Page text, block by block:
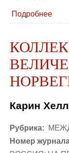
Подробнее
Карин
Рубрика:
Номер